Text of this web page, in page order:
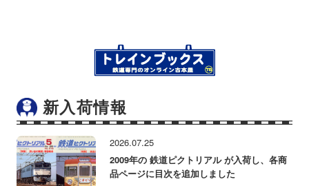
新入荷情報
2026.07.25
2009年の 鉄道ピクトリアル が入荷し、各商
品ページに目次を追加しました